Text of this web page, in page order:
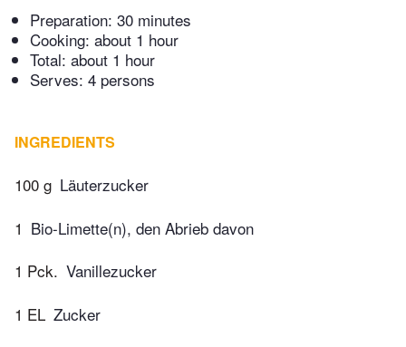
Preparation: 30 minutes
Cooking: about 1 hour
Total: about 1 hour
Serves: 4 persons
INGREDIENTS
100 g Läuterzucker
1 Bio-Limette(n), den Abrieb davon
1 Pck. Vanillezucker
1 EL Zucker